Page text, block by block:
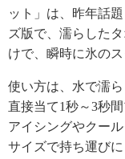
ット」は、昨年話
ズ版で、濡らした
けで、瞬時に氷の
使い方は、水で濡
直接当て1秒～3秒
アイシングやクー
サイズで持ち運び